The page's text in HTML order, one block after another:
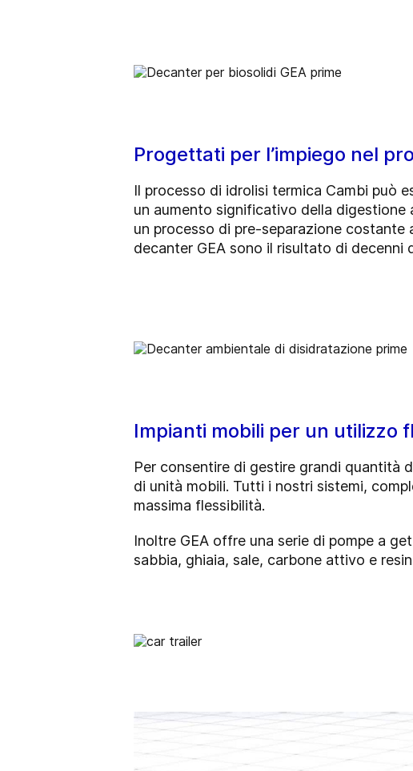
Progettati per l’impiego nel
Il processo di idrolisi termica Cambi può
un aumento significativo della digestione
un processo di pre-separazione costante
decanter GEA sono il risultato di
Impianti mobili per un utilizzo
Per consentire di gestire grandi quantità
di unità mobili. Tutti i nostri sistemi,
massima flessibilità.
Inoltre GEA offre una serie di pompe a
sabbia, ghiaia, sale, carbone attivo e